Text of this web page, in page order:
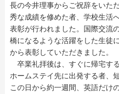
長の今井理事からご祝辞をいた
秀な成績を修めた者、学校生活
表彰が行われました。国際交流
橋になるような活躍をした生徒
から表彰していただきました。
卒業礼拝後は、すぐに帰宅す
ホームステイ先に出発する者、
この日から約一週間、英語だけ